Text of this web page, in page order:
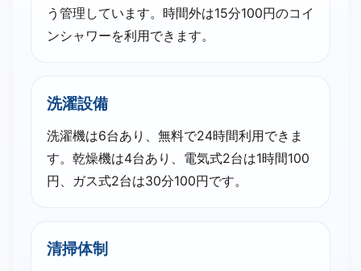
う管理しています。時間外は15分100円のコイ
ンシャワーを利用できます。
洗濯設備
洗濯機は6台あり、無料で24時間利用できま
す。乾燥機は4台あり、電気式2台は1時間100
円、ガス式2台は30分100円です。
清掃体制